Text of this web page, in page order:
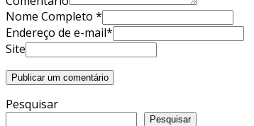
Nome Completo *
Endereço de e-mail*
Site
Pesquisar
Pesquisar